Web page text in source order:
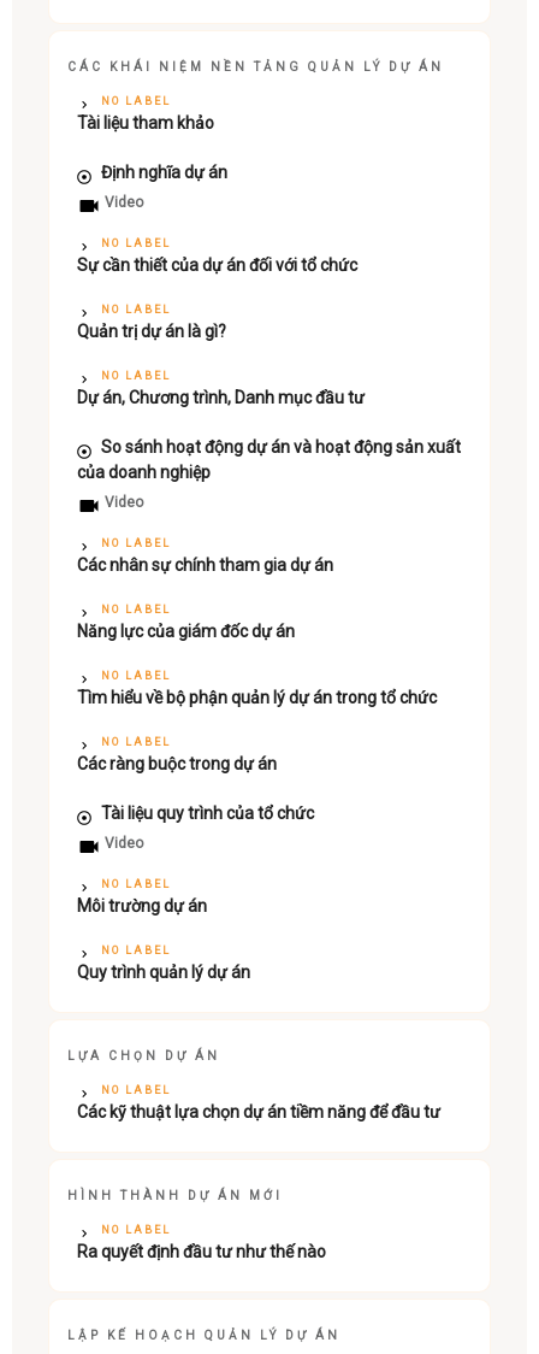
CÁC KHÁI NIỆM NỀN TẢNG QUẢN LÝ DỰ ÁN
NO LABEL
Tài liệu tham khảo
Định nghĩa dự án
Video
NO LABEL
Sự cần thiết của dự án đối với tổ chức
NO LABEL
Quản trị dự án là gì?
NO LABEL
Dự án, Chương trình, Danh mục đầu tư
So sánh hoạt động dự án và hoạt động sản xuất
của doanh nghiệp
Video
NO LABEL
Các nhân sự chính tham gia dự án
NO LABEL
Năng lực của giám đốc dự án
NO LABEL
Tìm hiểu về bộ phận quản lý dự án trong tổ chức
NO LABEL
Các ràng buộc trong dự án
Tài liệu quy trình của tổ chức
Video
NO LABEL
Môi trường dự án
NO LABEL
Quy trình quản lý dự án
LỰA CHỌN DỰ ÁN
NO LABEL
Các kỹ thuật lựa chọn dự án tiềm năng để đầu tư
HÌNH THÀNH DỰ ÁN MỚI
NO LABEL
Ra quyết định đầu tư như thế nào
LẬP KẾ HOẠCH QUẢN LÝ DỰ ÁN